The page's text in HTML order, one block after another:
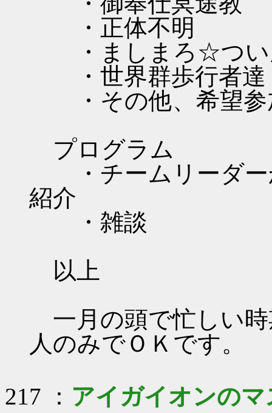
・正体不明
・ましまろ☆つい
・世界群歩行者達
・その他、希望参
プログラム
・チームリーダー
紹介
・雑談
以上
一月の頭で忙しい
人のみでＯＫです。
217 ： アイガイオンの